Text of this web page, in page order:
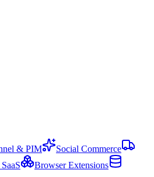
& PIM
Social Commerce
Browser Extensions